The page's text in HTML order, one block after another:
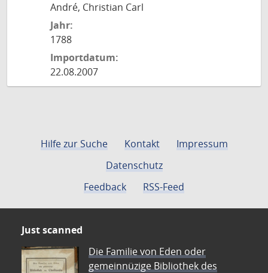
André, Christian Carl
Jahr:
1788
Importdatum:
22.08.2007
Hilfe zur Suche Kontakt
Impressum
Datenschutz
Feedback
RSS-Feed
Just scanned
Die Familie von Eden oder
gemeinnüzige Bibliothek des